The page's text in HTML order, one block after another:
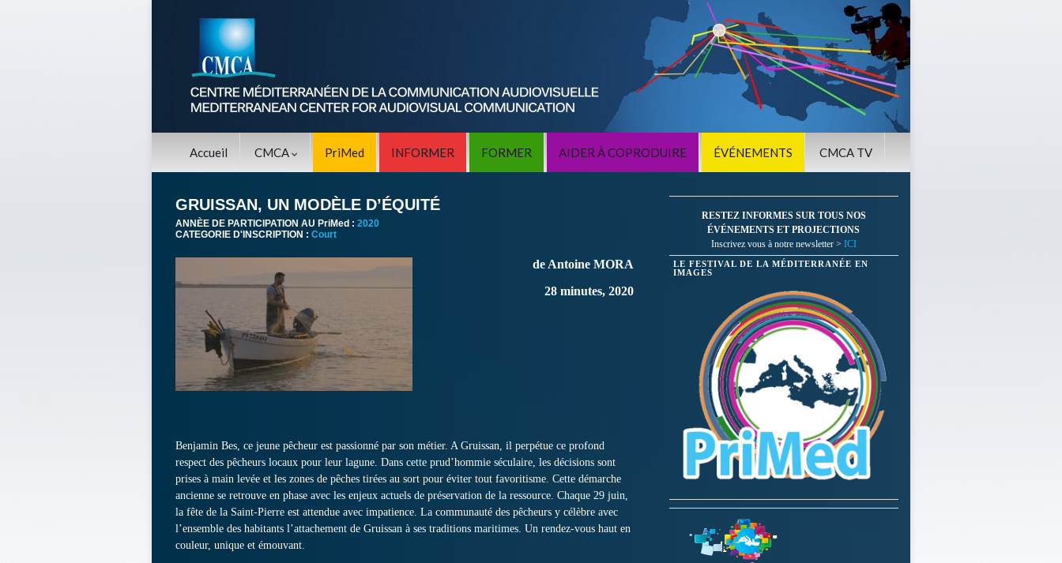
Accueil CMCA PriMed INFORMER FORMER AIDER À COPRODUIRE ÉVÉNEMENTS CMCA TV
GRUISSAN, UN MODÈLE D’ÉQUITÉ
ANNÈE DE PARTICIPATION AU PriMed : 2020
CATEGORIE D'INSCRIPTION : Court
de Antoine MORA
28 minutes, 2020
Benjamin Bes, ce jeune pêcheur est passionné par son métier. A Gruissan, il perpétue ce profond
respect des pêcheurs locaux pour leur lagune. Dans cette prud’hommie séculaire, les décisions sont
prises à main levée et les zones de pêches tirées au sort pour éviter tout favoritisme. Cette démarche
ancienne se retrouve en phase avec les enjeux actuels de préservation de la ressource. Chaque 29 juin,
la fête de la Saint-Pierre est attendue avec impatience. La communauté des pêcheurs y célèbre avec
l’ensemble des habitants l’attachement de Gruissan à ses traditions maritimes. Un rendez-vous haut en
couleur, unique et émouvant.
RESTEZ INFORMES SUR TOUS NOS
ÉVÉNEMENTS ET PROJECTIONS
Inscrivez vous à notre newsletter > ICI
LE FESTIVAL DE LA MÉDITERRANÉE EN
IMAGES